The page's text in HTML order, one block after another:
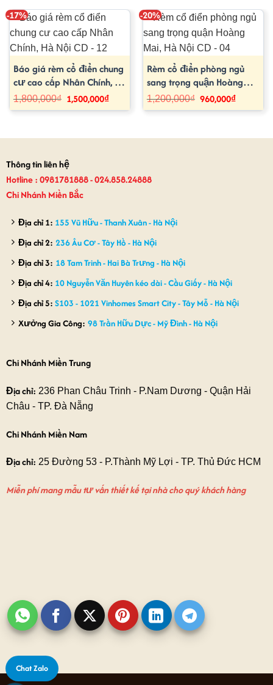
-17%
Báo giá rèm cổ điển chung
cư cao cấp Nhân Chính, Hà
Nội CD – 12
1,800,000₫
Giá
gốc
là:
1,500,000₫Giá
tại
-20%
Rèm cổ điển phòng ngủ
sang trọng quận Hoàng
Mai, Hà Nội CD – 04
1,200,000₫ Giá
gốc
là:
960,000₫Giá
tại
Thông tin liên hệ
Hotline : 0981781888 - 024.858.24888
Chi Nhánh Miền Bắc
Địa chỉ 1: 155 Vũ Hữu - Thanh Xuân - Hà Nội
Địa chỉ 2: 236 Âu Cơ - Tây Hồ - Hà Nội
Địa chỉ 3: 18 Tam Trinh - Hai Bà Trưng - Hà Nội
Địa chỉ 4: 10 Nguyễn Văn Huyên kéo dài - Cầu Giấy - Hà Nội
Địa chỉ 5: S103 - 1021 Vinhomes Smart City - Tây Mỗ - Hà Nội
Xưởng Gia Công: 98 Trần Hữu Dực - Mỹ Đình - Hà Nội
Chi Nhánh Miền Trung
Địa chỉ: 236 Phan Châu Trinh - P.Nam Dương - Quận Hải
Châu - TP. Đà Nẵng
Chi Nhánh Miền Nam
Địa chỉ: 25 Đường 53 - P.Thành Mỹ Lợi - TP. Thủ Đức HCM
Miễn phí mang mẫu tư vấn thiết kế tại nhà cho quý khách hàng
Chat Zalo